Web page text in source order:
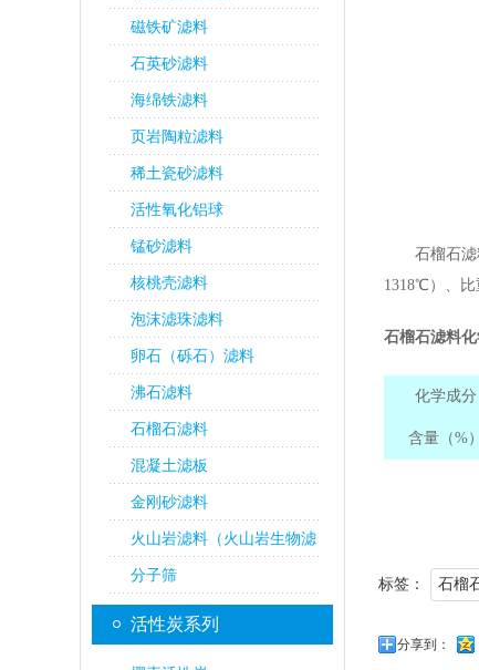
磁铁矿滤料
石英砂滤料
海绵铁滤料
页岩陶粒滤料
稀土瓷砂滤料
活性氧化铝球
锰砂滤料
核桃壳滤料
泡沫滤珠滤料
卵石（砾石）滤料
沸石滤料
石榴石滤料
混凝土滤板
金刚砂滤料
火山岩滤料（火山岩生物滤
料）
分子筛
活性炭系列
石榴石滤
1318℃）、比
石榴石滤料化
化学成分
含量（%）
标签： 石榴
分享到：